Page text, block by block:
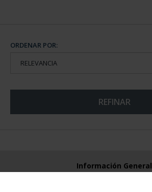
ORDENAR POR:
REFINAR
Información General